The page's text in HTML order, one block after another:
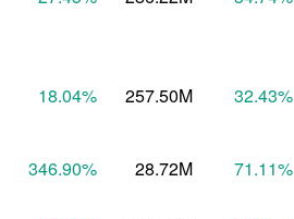
18.04% 257.50M 32.43%
346.90% 28.72M 71.11%